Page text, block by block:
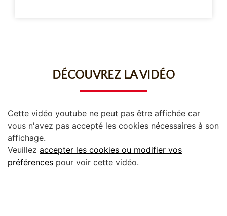
DÉCOUVREZ LA VIDÉO
Cette vidéo youtube ne peut pas être affichée car
vous n'avez pas accepté les cookies nécessaires à son
affichage.
Veuillez accepter les cookies ou modifier vos
préférences pour voir cette vidéo.